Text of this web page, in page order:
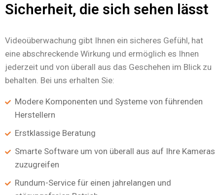
Sicherheit, die sich sehen lässt
Videoüberwachung gibt Ihnen ein sicheres Gefühl, hat
eine abschreckende Wirkung und ermöglich es Ihnen
jederzeit und von überall aus das Geschehen im Blick zu
behalten. Bei uns erhalten Sie:
Modere Komponenten und Systeme von führenden
Herstellern
Erstklassige Beratung
Smarte Software um von überall aus auf Ihre Kameras
zuzugreifen
Rundum-Service für einen jahrelangen und